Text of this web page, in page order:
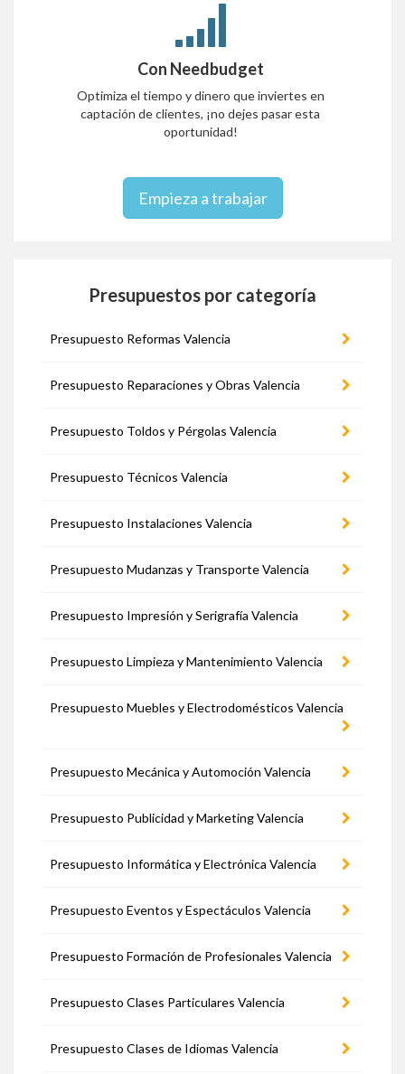
Con Needbudget
Optimiza el tiempo y dinero que inviertes en
captación de clientes, ¡no dejes pasar esta
oportunidad!
Empieza a trabajar
Presupuestos por categoría
Presupuesto Reformas Valencia
Presupuesto Reparaciones y Obras Valencia
Presupuesto Toldos y Pérgolas Valencia
Presupuesto Técnicos Valencia
Presupuesto Instalaciones Valencia
Presupuesto Mudanzas y Transporte Valencia
Presupuesto Impresión y Serigrafía Valencia
Presupuesto Limpieza y Mantenimiento Valencia
Presupuesto Muebles y Electrodomésticos Valencia
Presupuesto Mecánica y Automoción Valencia
Presupuesto Publicidad y Marketing Valencia
Presupuesto Informática y Electrónica Valencia
Presupuesto Eventos y Espectáculos Valencia
Presupuesto Formación de Profesionales Valencia
Presupuesto Clases Particulares Valencia
Presupuesto Clases de Idiomas Valencia